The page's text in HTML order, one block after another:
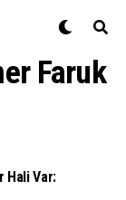
Faruk
Hali Var: